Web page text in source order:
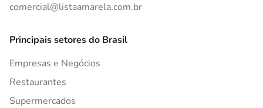
comercial@listaamarela.com.br
Principais setores do Brasil
Empresas e Negócios
Restaurantes
Supermercados